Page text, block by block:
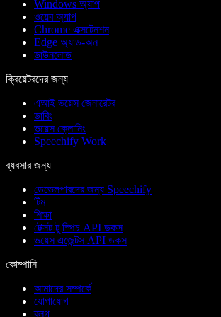
Windows অ্যাপ
ওয়েব অ্যাপ
Chrome এক্সটেনশন
Edge অ্যাড-অন
ডাউনলোড
ক্রিয়েটরদের জন্য
এআই ভয়েস জেনারেটর
ডাবিং
ভয়েস ক্লোনিং
Speechify Work
ব্যবসার জন্য
ডেভেলপারদের জন্য Speechify
টিম
শিক্ষা
টেক্সট টু স্পিচ API ডকস
ভয়েস এজেন্টস API ডকস
কোম্পানি
আমাদের সম্পর্কে
যোগাযোগ
ব্লগ